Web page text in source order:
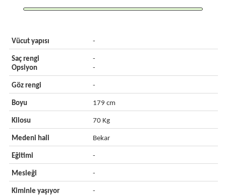
Vücut yapısı -
Saç rengi
Opsiyon
-
-
Göz rengi -
Boyu 179 cm
Kilosu 70 Kg
Medeni hali Bekar
Eğitimi -
Mesleği -
Kiminle yaşıyor -